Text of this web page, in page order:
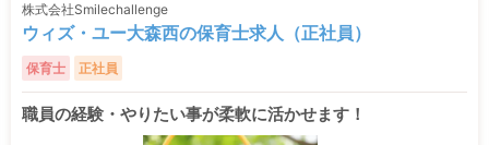
株式会社Smilechallenge
ウィズ・ユー大森西の保育士求人（正社員）
保育士 正社員
職員の経験・やりたい事が柔軟に活かせます！